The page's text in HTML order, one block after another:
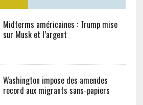
Midterms américaines : Trump mise
sur Musk et l’argent
Washington impose des amendes
record aux migrants sans-papiers